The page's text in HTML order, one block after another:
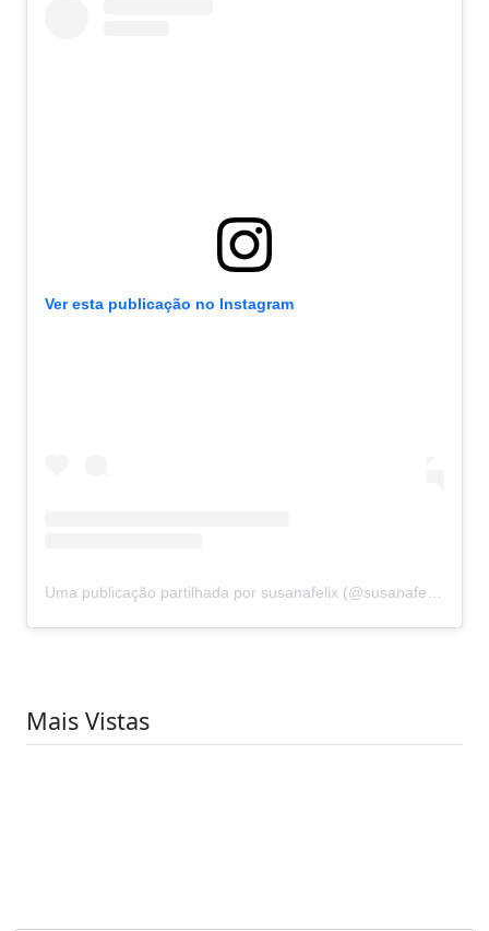
Ver esta publicação no Instagram
Mais Vistas